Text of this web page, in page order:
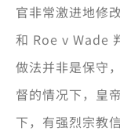
官非常激进地修
和 Roe v Wade
做法并非是保守
督的情况下，皇
下，有强烈宗教